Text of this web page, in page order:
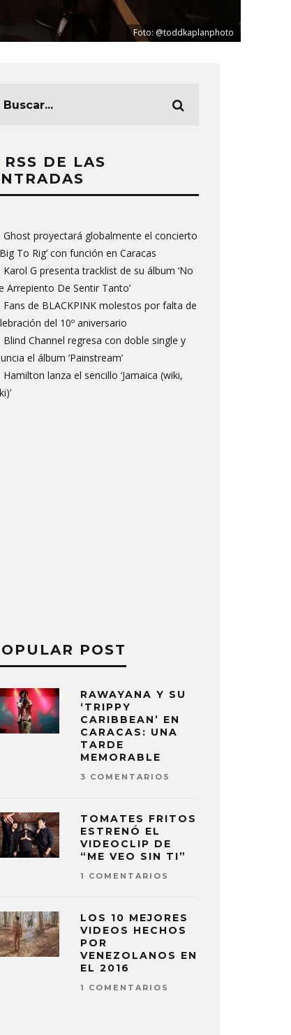
Foto: @toddkaplanphoto
RSS DE LAS
Ghost proyectará globalmente el concierto
Big To Rig’ con función en Caracas
Karol G presenta tracklist de su álbum ‘No
Arrepiento De Sentir Tanto’
Fans de BLACKPINK molestos por falta de
del 10º aniversario
Blind Channel regresa con doble single y
el álbum ‘Painstream’
Hamilton lanza el sencillo ‘Jamaica (wiki,
POST
RAWAYANA Y SU
‘TRIPPY
CARIBBEAN’ EN
CARACAS: UNA
TARDE
MEMORABLE
3 COMENTARIOS
TOMATES FRITOS
ESTRENÓ EL
VIDEOCLIP DE
“ME VEO SIN TI”
1 COMENTARIOS
LOS 10 MEJORES
VIDEOS HECHOS
POR
VENEZOLANOS EN
EL 2016
1 COMENTARIOS